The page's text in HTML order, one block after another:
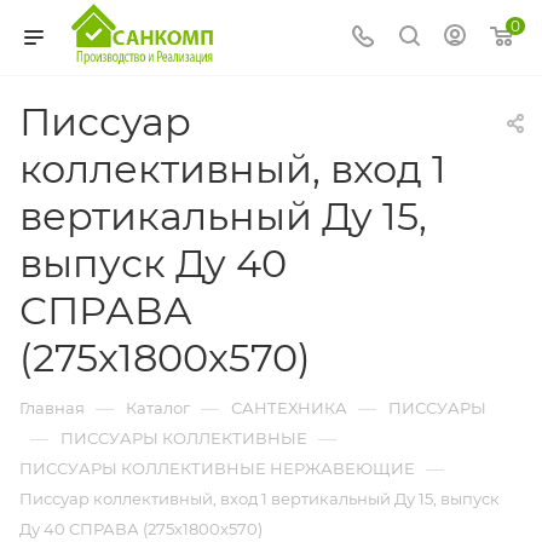
0
Писсуар
коллективный, вход 1
вертикальный Ду 15,
выпуск Ду 40
СПРАВА
(275х1800х570)
Главная — Каталог — САНТЕХНИКА — ПИССУАРЫ
— ПИССУАРЫ КОЛЛЕКТИВНЫЕ —
ПИССУАРЫ КОЛЛЕКТИВНЫЕ НЕРЖАВЕЮЩИЕ —
Писсуар коллективный, вход 1 вертикальный Ду 15, выпуск
Ду 40 СПРАВА (275х1800х570)